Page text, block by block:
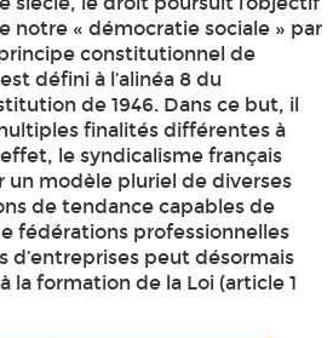
notre « démocratie sociale » par
constitutionnel de
défini à l’alinéa 8 du
de 1946. Dans ce but, il
finalités différentes à
effet, le syndicalisme français
un modèle pluriel de diverses
de tendance capables de
fédérations professionnelles
d’entreprises peut désormais
la formation de la Loi (article 1